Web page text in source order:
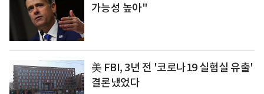
가능성 높아"
美 FBI, 3년 전 '코로나19 실험실 유출'
결론냈었다